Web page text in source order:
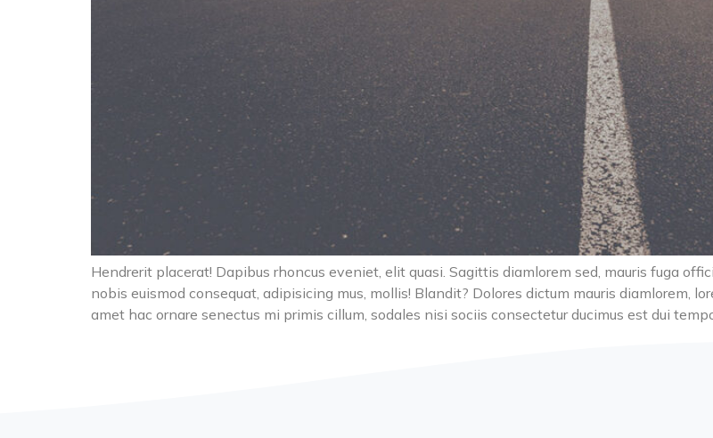
Hendrerit placerat! Dapibus rhoncus eveniet, elit quasi. Sagittis diamlorem sed, mauris fuga
nobis euismod consequat, adipisicing mus, mollis! Blandit? Dolores dictum mauris diamlorem,
amet hac ornare senectus mi primis cillum, sodales nisi sociis consectetur ducimus est dui